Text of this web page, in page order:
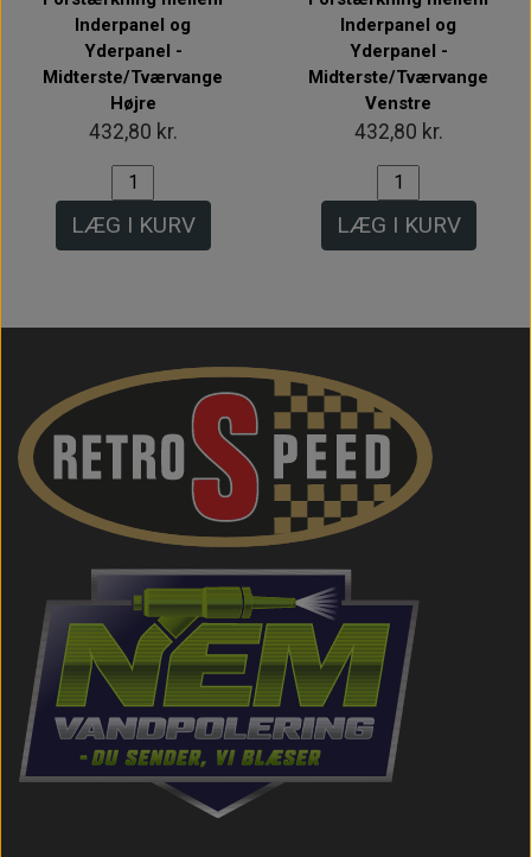
Inderpanel og
Yderpanel -
Midterste/Tværvange
Højre
432,80 kr.
LÆG I KURV
Inderpanel og
Yderpanel -
Midterste/Tværvange
Venstre
432,80 kr.
LÆG I KURV